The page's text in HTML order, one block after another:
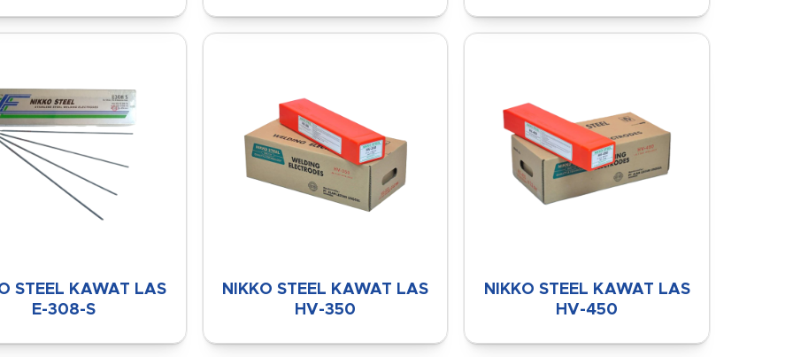
STEEL KAWAT LAS
E-308-S
NIKKO STEEL KAWAT LAS
HV-350
NIKKO STEEL KAWAT LAS
HV-450